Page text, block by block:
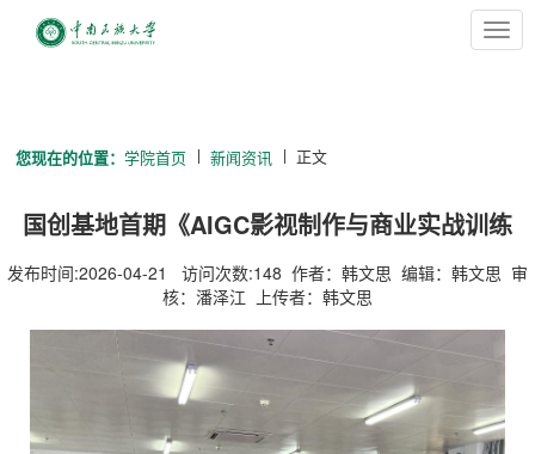
切
换
您现在的位置：学院首页 新闻资讯 正文
国创基地首期《AIGC影视制作与商业实战训练
发布时间:2026-04-21 访问次数:148 作者：韩文思 编辑：韩文思 审
核：潘泽江 上传者：韩文思